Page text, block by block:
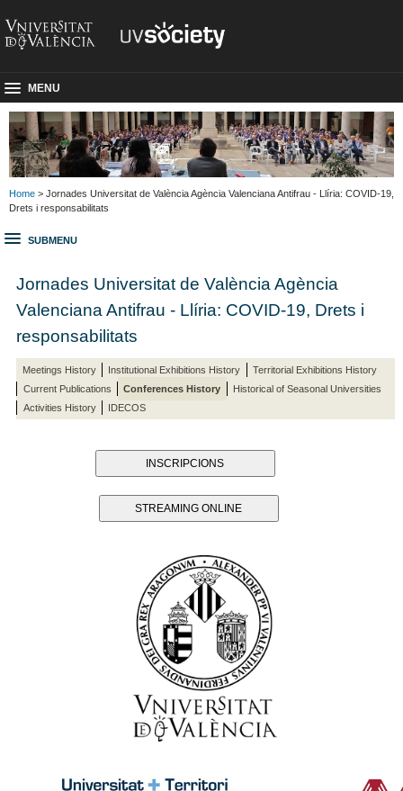
MENU
Home > Jornades Universitat de València Agència Valenciana Antifrau - Llíria: COVID-19,
Drets i responsabilitats
SUBMENU
Jornades Universitat de València Agència
Valenciana Antifrau - Llíria: COVID-19, Drets i
responsabilitats
Meetings History Institutional Exhibitions History
Territorial Exhibitions History
Current Publications
Conferences History
Historical of Seasonal Universities
Activities History
IDECOS
INSCRIPCIONS
STREAMING ONLINE